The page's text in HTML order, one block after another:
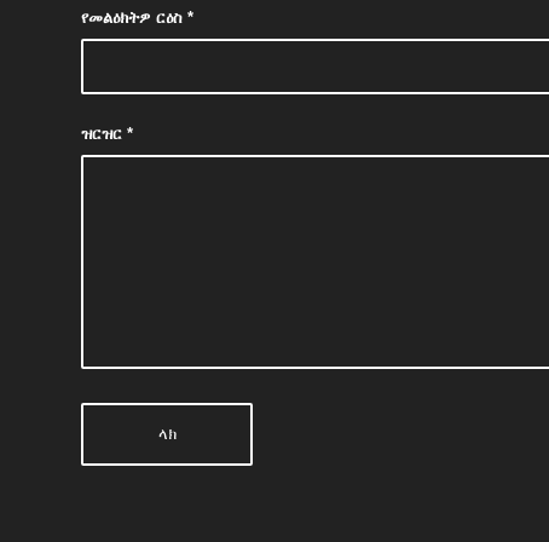
የመልዕክትዎ ርዕስ *
ዝርዝር *